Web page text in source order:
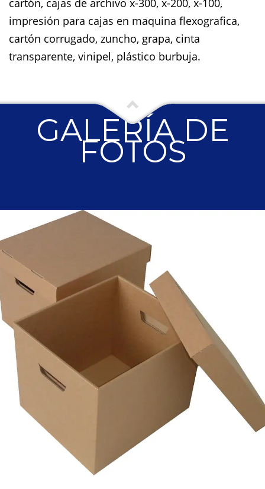
impresión para cajas en maquina flexografica,
cartón corrugado, zuncho, grapa, cinta
transparente, vinipel, plástico burbuja.
GALERÍA DE
FOTOS